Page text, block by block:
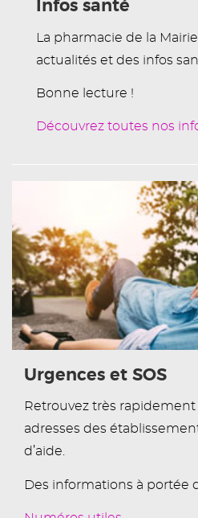
Infos santé
La pharmacie de la
actualités et des infos
Bonne lecture !
Découvrez toutes nos
Urgences et SOS
Retrouvez très
adresses des
d’aide.
Des informations à portée